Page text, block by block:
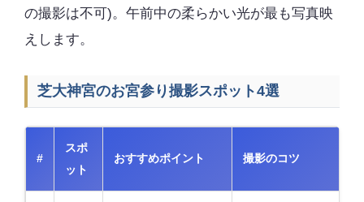
の撮影は不可)。午前中の柔らかい光が最も写真映
えします。
芝大神宮のお宮参り撮影スポット4選
#
スポ
ット
おすすめポイント 撮影のコツ